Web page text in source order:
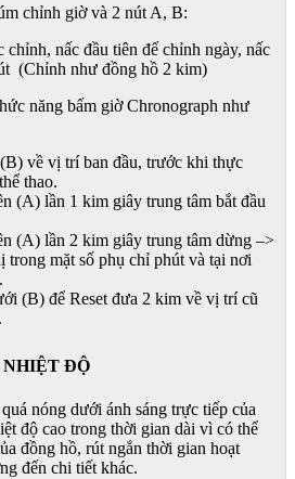
chỉnh giờ và 2 nút A, B:
nấc đầu tiên để chỉnh ngày, nấc
(Chỉnh như đồng hồ 2 kim)
năng bấm giờ Chronograph như
về vị trí ban đầu, trước khi thực
thao.
(A) lần 1 kim giây trung tâm bắt đầu
(A) lần 2 kim giây trung tâm dừng –>
trong mặt số phụ chỉ phút và tại nơi
(B) để Reset đưa 2 kim về vị trí cũ
NHIỆT ĐỘ
nóng dưới ánh sáng trực tiếp của
độ cao trong thời gian dài vì có thể
đồng hồ, rút ngắn thời gian hoạt
đến chi tiết khác.